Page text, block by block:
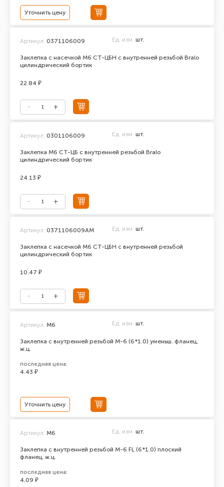
Уточнить цену
Заклепка с насечкой М6 СТ-ЦБН с внутренней резьбой Bralo
цилиндрический бортик
Артикул: 0371106009 Ед. изм. шт.
22.84 ₽
Заклепка М6 СТ-ЦБ с внутренней резьбой Bralo
цилиндрический бортик
Артикул: 0301106009 Ед. изм. шт.
24.13 ₽
Заклепка с насечкой М6 СТ-ЦБН с внутренней резьбой
цилиндрический бортик
Артикул: 0371106009АМ Ед. изм. шт.
10.47 ₽
Заклепка с внутренней резьбой М-6 (6*1.0) уменьш. фланец,
ж.ц.
Артикул: М6 Ед. изм. шт.
последняя цена:
4.43 ₽
Уточнить цену
Заклепка с внутренней резьбой М-6 FL (6*1.0) плоский
фланец, ж.ц.
Артикул: М6 Ед. изм. шт.
последняя цена:
4.09 ₽